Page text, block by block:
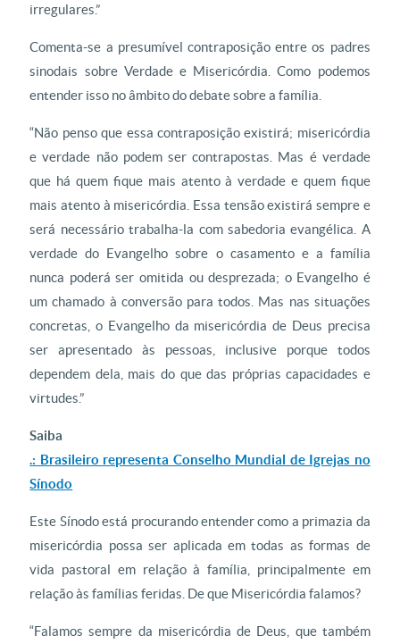
irregulares.”
Comenta-se a presumível contraposição entre os padres
sinodais sobre Verdade e Misericórdia. Como podemos
entender isso no âmbito do debate sobre a família.
“Não penso que essa contraposição existirá; misericórdia
e verdade não podem ser contrapostas. Mas é verdade
que há quem fique mais atento à verdade e quem fique
mais atento à misericórdia. Essa tensão existirá sempre e
será necessário trabalha-la com sabedoria evangélica. A
verdade do Evangelho sobre o casamento e a família
nunca poderá ser omitida ou desprezada; o Evangelho é
um chamado à conversão para todos. Mas nas situações
concretas, o Evangelho da misericórdia de Deus precisa
ser apresentado às pessoas, inclusive porque todos
dependem dela, mais do que das próprias capacidades e
virtudes.”
Saiba
.: Brasileiro representa Conselho Mundial de Igrejas no
Sínodo
Este Sínodo está procurando entender como a primazia da
misericórdia possa ser aplicada em todas as formas de
vida pastoral em relação à família, principalmente em
relação às famílias feridas. De que Misericórdia falamos?
“Falamos sempre da misericórdia de Deus, que também